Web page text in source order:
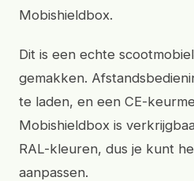
Mobishieldbox.
Dit is een echte
gemakken.
te laden, en een CE-
Mobishieldbox is
RAL-kleuren, dus je kunt
aanpassen.